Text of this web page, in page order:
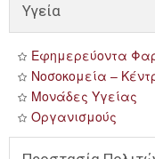
Υγεία
Εφημερεύοντα
Νοσοκομεία –
Μονάδες Υγείας
Οργανισμούς